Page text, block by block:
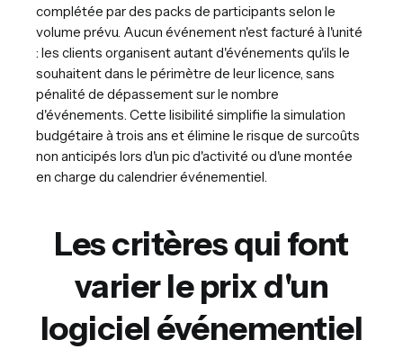
complétée par des packs de participants selon le
volume prévu. Aucun événement n'est facturé à l'unité
: les clients organisent autant d'événements qu'ils le
souhaitent dans le périmètre de leur licence, sans
pénalité de dépassement sur le nombre
d'événements. Cette lisibilité simplifie la simulation
budgétaire à trois ans et élimine le risque de surcoûts
non anticipés lors d'un pic d'activité ou d'une montée
en charge du calendrier événementiel.
Les critères qui font
varier le prix d'un
logiciel événementiel